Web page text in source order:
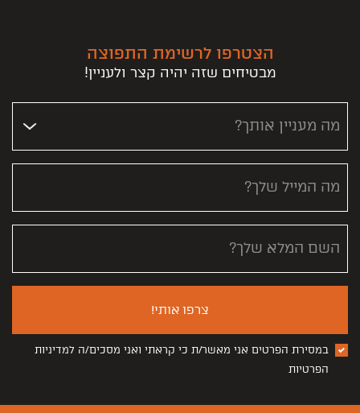
הצטרפו לרשימת התפוצה
מבטיחים שזה יהיה קצר ולעניין!
מה מעניין אותך?
מה המייל שלך?
השם המלא שלך?
צרפו אותי!
במסירת הפרטים אני מאשר/ת כי קראתי ואני מסכים/ה למדיניות
הפרטיות